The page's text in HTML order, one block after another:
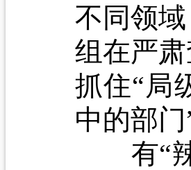
不同领
组在严
抓住“局
中的部
有“辣